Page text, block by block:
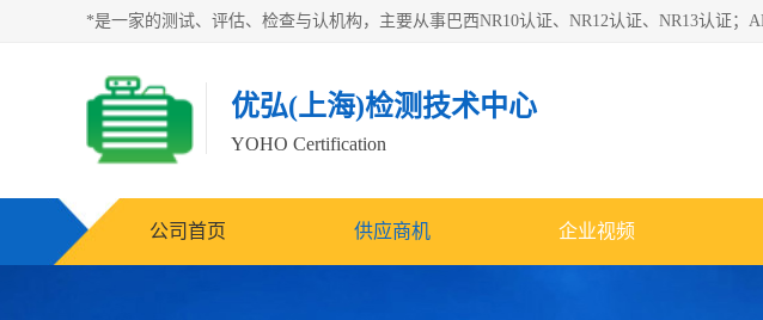
优弘(上海)检测技术中心
YOHO Certification
公司首页 供应商机 企业视频